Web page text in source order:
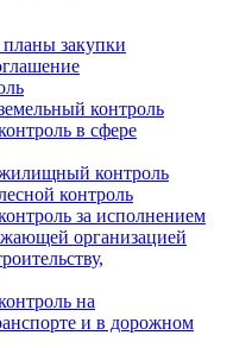
закупки
контроль
в сфере
контроль
контроль
за исполнением
организацией
на
и в дорожном